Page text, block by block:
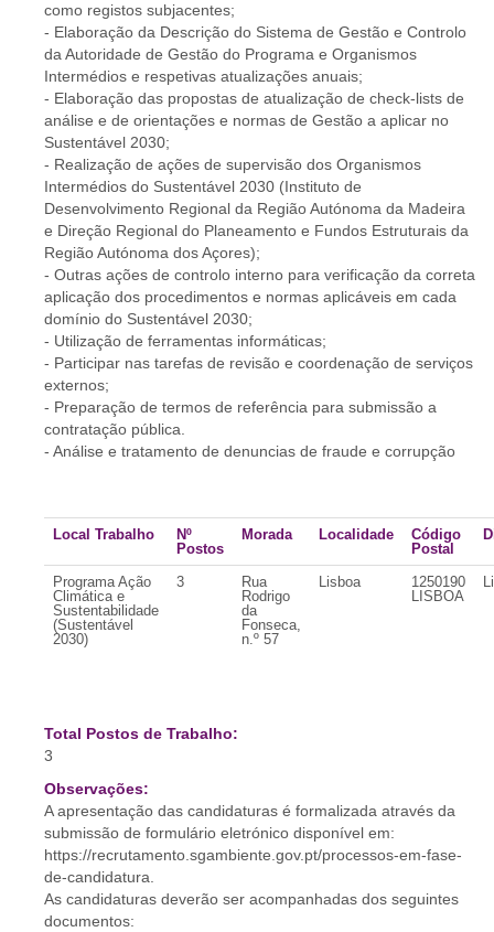
como registos subjacentes;
- Elaboração da Descrição do Sistema de Gestão e Controlo
da Autoridade de Gestão do Programa e Organismos
Intermédios e respetivas atualizações anuais;
- Elaboração das propostas de atualização de check-lists de
análise e de orientações e normas de Gestão a aplicar no
Sustentável 2030;
- Realização de ações de supervisão dos Organismos
Intermédios do Sustentável 2030 (Instituto de
Desenvolvimento Regional da Região Autónoma da Madeira
e Direção Regional do Planeamento e Fundos Estruturais da
Região Autónoma dos Açores);
- Outras ações de controlo interno para verificação da correta
aplicação dos procedimentos e normas aplicáveis em cada
domínio do Sustentável 2030;
- Utilização de ferramentas informáticas;
- Participar nas tarefas de revisão e coordenação de serviços
externos;
- Preparação de termos de referência para submissão a
contratação pública.
- Análise e tratamento de denuncias de fraude e corrupção
Local Trabalho
Nº
Postos
Morada Localidade
Código
Postal
Programa Ação
Climática e
Sustentabilidade
(Sustentável
2030)
3
Rua
Rodrigo
da
Fonseca,
n.º 57
Lisboa
1250190
LISBOA
Total Postos de Trabalho:
3
Observações:
A apresentação das candidaturas é formalizada através da
submissão de formulário eletrónico disponível em:
https://recrutamento.sgambiente.gov.pt/processos-em-fase-
de-candidatura.
As candidaturas deverão ser acompanhadas dos seguintes
documentos: